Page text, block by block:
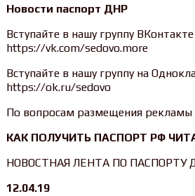
Новости паспорт ДНР
Вступайте в нашу группу ВКонтакте
https://vk.com/sedovo.more
Вступайте в нашу группу на
https://ok.ru/sedovo
По вопросам размещения рекламы
КАК ПОЛУЧИТЬ ПАСПОРТ РФ
НОВОСТНАЯ ЛЕНТА ПО ПАСПОРТУ
12.04.19